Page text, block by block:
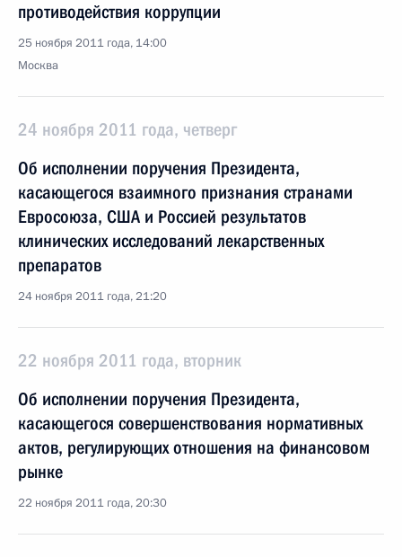
противодействия коррупции
25 ноября 2011 года, 14:00
Москва
24 ноября 2011 года, четверг
Об исполнении поручения Президента,
касающегося взаимного признания странами
Евросоюза, США и Россией результатов
клинических исследований лекарственных
препаратов
24 ноября 2011 года, 21:20
22 ноября 2011 года, вторник
Об исполнении поручения Президента,
касающегося совершенствования нормативных
актов, регулирующих отношения на финансовом
рынке
22 ноября 2011 года, 20:30